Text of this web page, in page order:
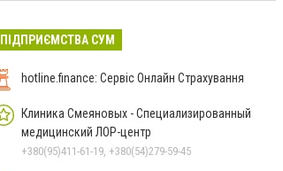
ПІДПРИЄМСТВА СУМ
hotline.finance: Сервіс Онлайн Страхування
Клиника Смеяновых - Специализированный
медицинский ЛОР-центр
+380(95)411-61-19, +380(54)279-59-45